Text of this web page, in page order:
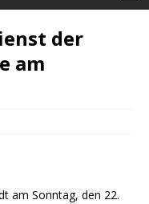
der
am
am Sonntag, den 22.